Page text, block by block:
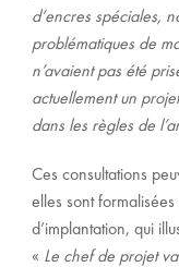
d’encres spéciales,
problématiques de
n’avaient pas été
actuellement un
dans les règles de
Ces consultations
elles sont
d’implantation, qui
« Le chef de projet